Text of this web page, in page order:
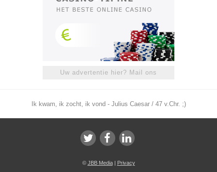
Uw advertentie hier? Mail ons
Ik kwam, ik zocht, ik vond - Julius Caesar / 47 v.Chr. ;)
© JBB Media| Privacy